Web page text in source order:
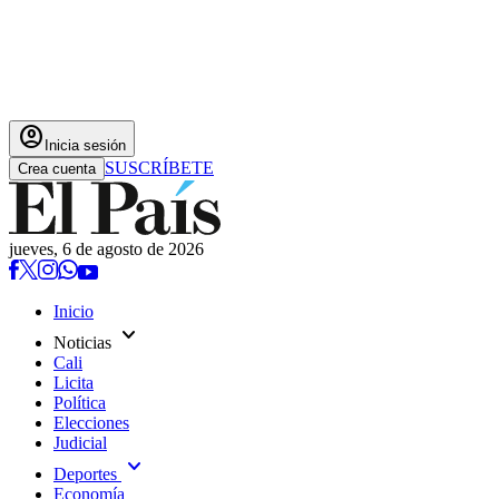
account_circle Inicia sesión
Crea cuenta SUSCRÍBETE
jueves, 6 de agosto de 2026
Inicio
Noticias expand_more
Cali
Licita
Política
Elecciones
Judicial
Deportes expand_more
Economía